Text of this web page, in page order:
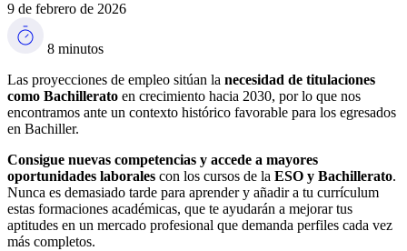
9 de febrero de 2026
8 minutos
Las proyecciones de empleo sitúan la necesidad de titulaciones
como Bachillerato en crecimiento hacia 2030, por lo que nos
encontramos ante un contexto histórico favorable para los egresados
en Bachiller.
Consigue nuevas competencias y accede a mayores
oportunidades laborales con los cursos de la ESO y Bachillerato.
Nunca es demasiado tarde para aprender y añadir a tu currículum
estas formaciones académicas, que te ayudarán a mejorar tus
aptitudes en un mercado profesional que demanda perfiles cada vez
más completos.